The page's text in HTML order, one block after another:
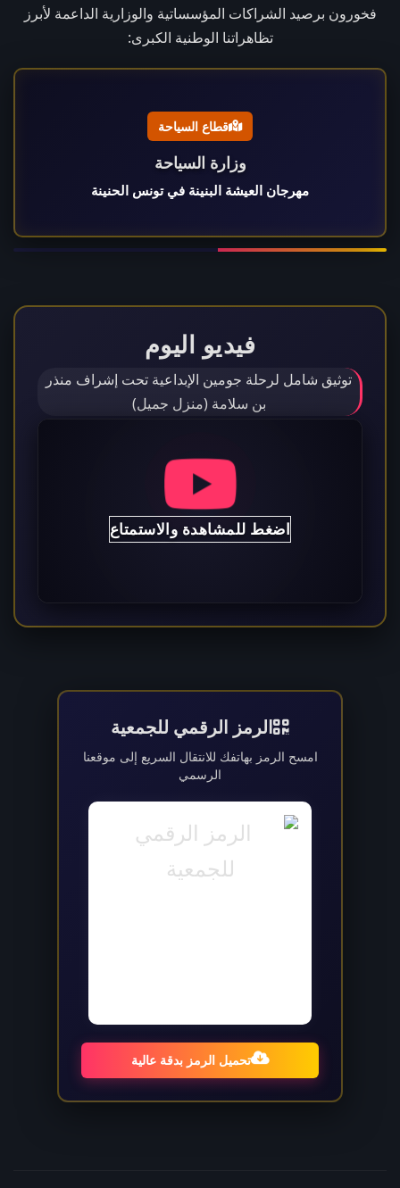
فخورون برصيد الشراكات المؤسساتية والوزارية الداعمة لأبرز
تظاهراتنا الوطنية الكبرى:
قطاع السياحة
وزارة السياحة
مهرجان العيشة البنينة في تونس الحنينة
فيديو اليوم
توثيق شامل لرحلة جومين الإبداعية تحت إشراف منذر
بن سلامة (منزل جميل)
اضغط للمشاهدة والاستمتاع
الرمز الرقمي للجمعية
امسح الرمز بهاتفك للانتقال السريع إلى موقعنا
الرسمي
تحميل الرمز بدقة عالية